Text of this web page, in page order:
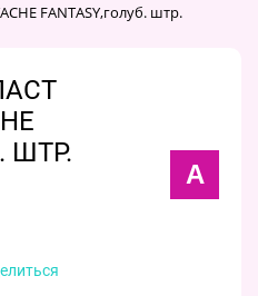
FANTASY,голуб. штр.
ШТР.
A